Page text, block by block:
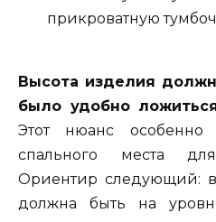
прикроватную
Высота изделия
было удобно
Этот нюанс
спального места
Ориентир следующий:
должна быть на